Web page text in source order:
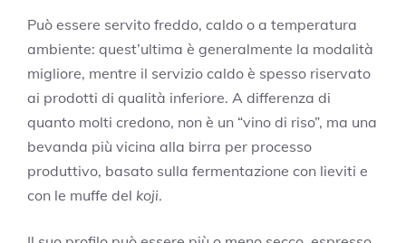
Può essere servito freddo, caldo o a temperatura
ambiente: quest’ultima è generalmente la modalità
migliore, mentre il servizio caldo è spesso riservato
ai prodotti di qualità inferiore. A differenza di
quanto molti credono, non è un “vino di riso”, ma una
bevanda più vicina alla birra per processo
produttivo, basato sulla fermentazione con lieviti e
con le muffe del koji.